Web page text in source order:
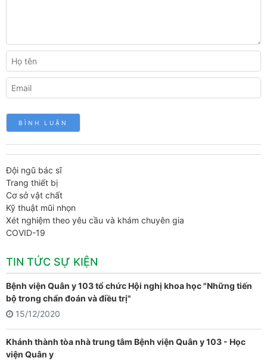
Đội ngũ bác sĩ
Trang thiết bị
Cơ sở vật chất
Kỹ thuật mũi nhọn
Xét nghiệm theo yêu cầu và khám chuyên gia
COVID-19
TIN TỨC SỰ KIỆN
Bệnh viện Quân y 103 tổ chức Hội nghị khoa học "Những tiến
bộ trong chẩn đoán và điều trị"
15/12/2020
Khánh thành tòa nhà trung tâm Bệnh viện Quân y 103 - Học
viện Quân y